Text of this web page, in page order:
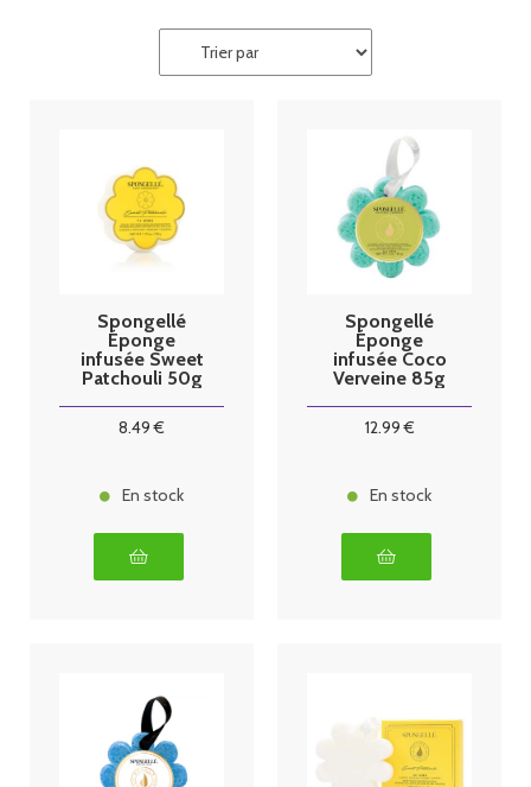
Spongellé
Éponge
infusée Sweet
Patchouli 50g
8.49 €
En stock
Spongellé
Éponge
infusée Coco
Verveine 85g
12.99€
En stock